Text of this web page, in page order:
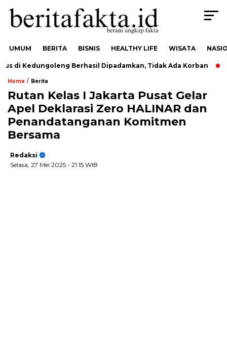
UMUM BERITA BISNIS HEALTHY LIFE WISATA
di Kedungoleng Berhasil Dipadamkan, Tidak Ada Korban
Home / Berita
Rutan Kelas I Jakarta Pusat Gelar
Apel Deklarasi Zero HALINAR dan
Penandatanganan Komitmen
Bersama
Redaksi
Selasa, 27 Mei 2025 - 21:15 WIB